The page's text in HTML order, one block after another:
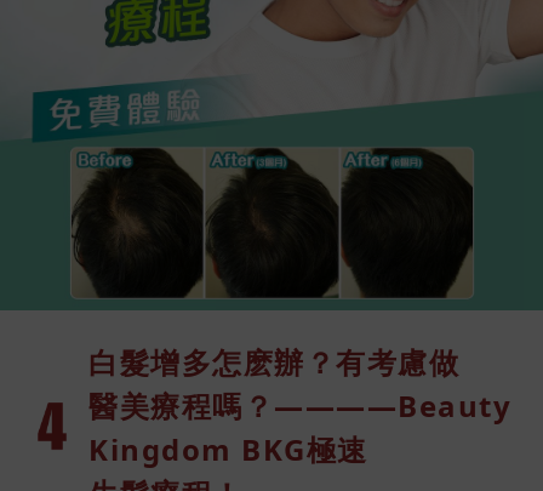
白髮增多怎麽辦？有考慮做
醫美療程嗎？ ————Beauty
Kingdom BKG極速